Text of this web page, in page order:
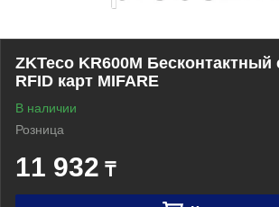
ZKTeco KR600M Бесконтактный
RFID карт MIFARE
В наличии
Розница
11 932 ₸